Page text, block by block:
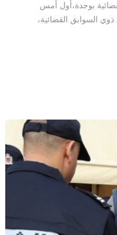
بوجدة،أول أمس
السوابق القضائية،